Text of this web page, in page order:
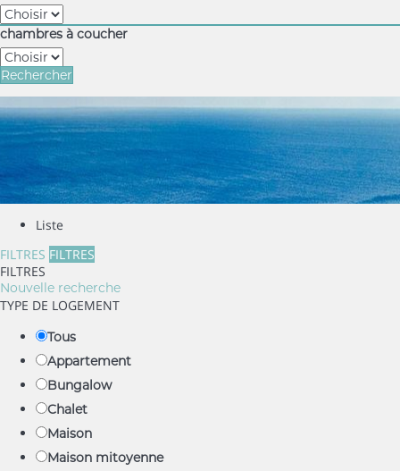
chambres à coucher
Rechercher
Liste
FILTRES FILTRES
FILTRES
Nouvelle recherche
TYPE DE LOGEMENT
Tous
Appartement
Bungalow
Chalet
Maison
Maison mitoyenne